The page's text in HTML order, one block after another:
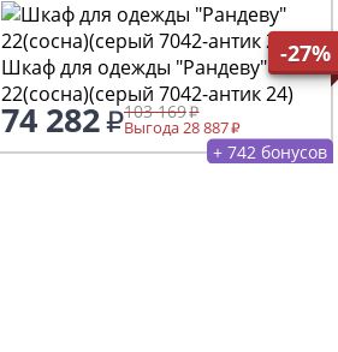
-27%
Шкаф для одежды "Рандеву"
22(сосна)(серый 7042-антик 24)
74 282 103 169
Выгода 28 887
+ 742 бонусов